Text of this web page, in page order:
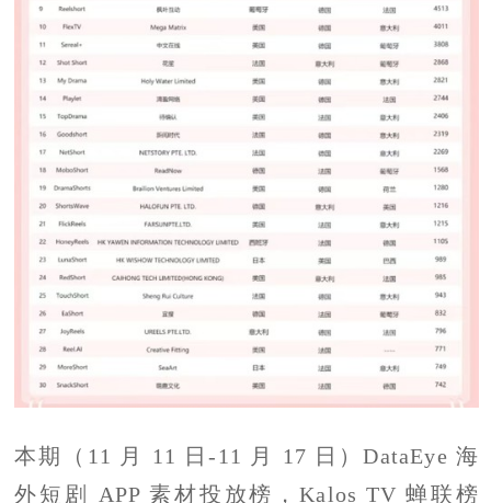
本期（11 月 11 日-11 月 17 日）DataEye 海
外短剧 APP 素材投放榜，Kalos TV 蝉联榜